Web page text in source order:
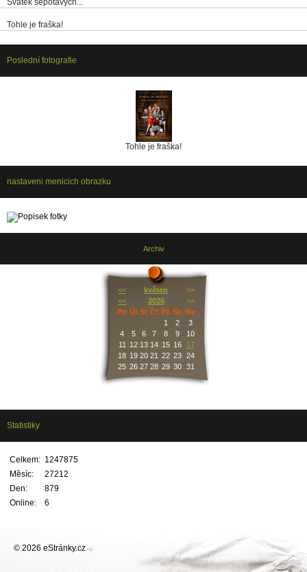
Svátek šepotavých...
Tohle je fraška!
Poslední fotografie
Tohle je fraška!
nastaveni menicich obrazku
Archiv
<< květen
>>
<<
2026
>>
Po Út St Čt Pá So Ne
1
2
3
4
5 6 7 8 9
10
11
12 13 14 15 16
17
18 19 20 21 22 23 24
25 26 27 28 29 30 31
Statistiky
Online: 6
Celkem: 1247875
Měsíc:
27212
Den:
879
© 2026 eStránky.cz